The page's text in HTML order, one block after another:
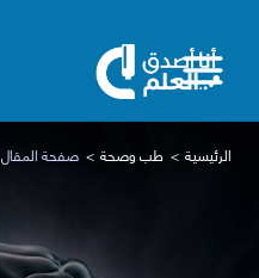
الرئيسية طب وصحة صفحة المقال